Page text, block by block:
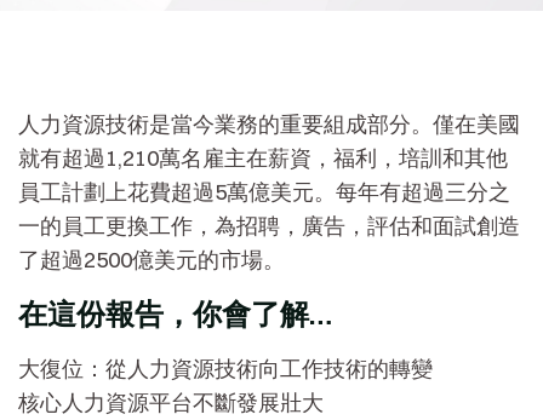
人力資源技術是當今業務的重要組成部分。僅在美國
就有超過1,210萬名雇主在薪資，福利，培訓和其他
員工計劃上花費超過5萬億美元。每年有超過三分之
一的員工更換工作，為招聘，廣告，評估和面試創造
了超過2500億美元的市場。
在這份報告，你會了解…
大復位：從人力資源技術向工作技術的轉變
核心人力資源平台不斷發展壯大